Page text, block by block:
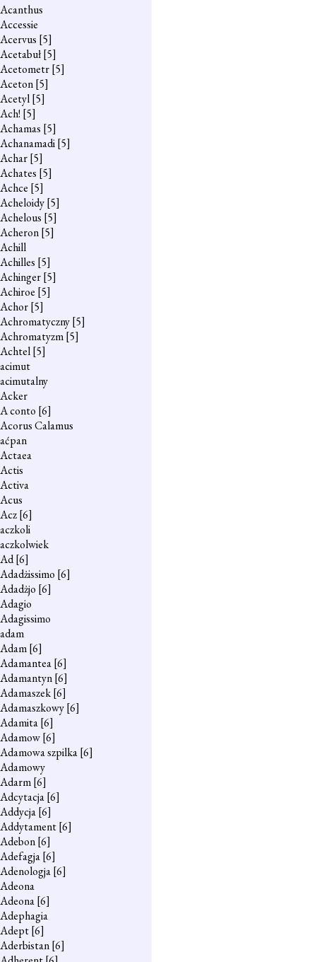
Acanthus
Accessie
Acervus [5]
Acetabuł[5]
Acetometr[5]
Aceton[5]
Acetyl[5]
Ach! [5]
Achamas [5]
Achanamadi[5]
Achar[5]
Achates [5]
Achce [5]
Acheloidy[5]
Achelous [5]
Acheron[5]
Achill
Achilles [5]
Achinger[5]
Achiroe [5]
Achor[5]
Achromatyczny[5]
Achromatyzm[5]
Achtel[5]
acimut
acimutalny
Acker
A conto [6]
Acorus Calamus
aćpan
Actaea
Actis
Activa
Acus
Acz[6]
aczkoli
aczkolwiek
Ad[6]
Adadżissimo [6]
Adadżjo [6]
Adagio
Adagissimo
adam
Adam[6]
Adamantea[6]
Adamantyn[6]
Adamaszek[6]
Adamaszkowy[6]
Adamita[6]
Adamow[6]
Adamowa szpilka[6]
Adamowy
Adarm[6]
Adcytacja[6]
Addycja[6]
Addytament[6]
Adebon[6]
Adefagja[6]
Adenologja[6]
Adeona
Adeona[6]
Adephagia
Adept[6]
Aderbistan[6]